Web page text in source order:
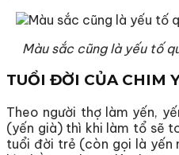
Màu sắc cũng là yếu tố
TUỔI ĐỜI CỦA CHIM
Theo người thợ làm yến,
(yến già) thì khi làm tổ sẽ
tuổi đời trẻ (còn gọi là yến